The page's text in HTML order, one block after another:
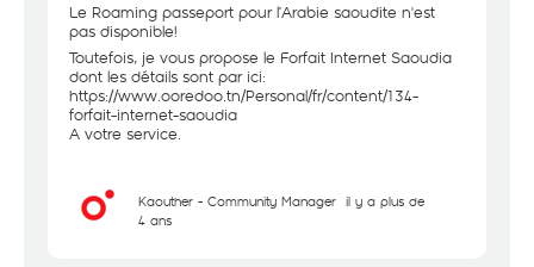
Le Roaming passeport pour l’Arabie saoudite n'est
pas disponible!
Toutefois, je vous propose le Forfait Internet Saoudia
dont les détails sont par ici:
https://www.ooredoo.tn/Personal/fr/content/134-
forfait-internet-saoudia
A votre service.
Kaouther - Community Manager il y a plus de
4 ans